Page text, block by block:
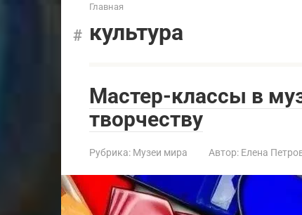
Главная
культура
Мастер-классы в
творчеству
Рубрика: Музеи мира Автор: Елена